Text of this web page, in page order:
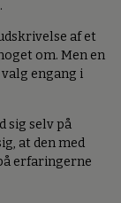
af et
om. Men en
engang i
sig selv på
at den med
erfaringerne